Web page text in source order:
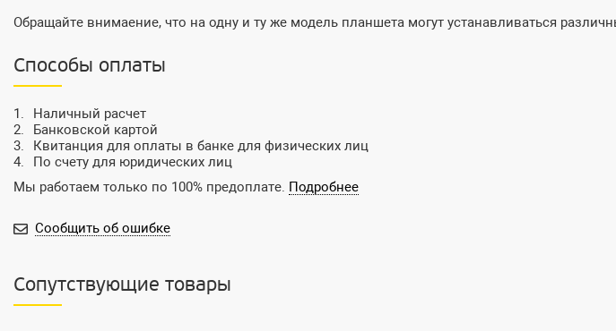
Обращайте внимаение, что на одну и ту же модель планшета могут устанавливаться
Способы оплаты
Наличный расчет
Банковской картой
Квитанция для оплаты в банке для физических лиц
По счету для юридических лиц
Мы работаем только по 100% предоплате. Подробнее
Сообщить об ошибке
Сопутствующие товары